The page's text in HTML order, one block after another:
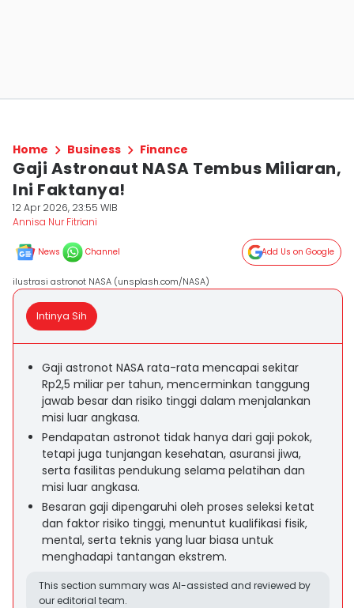
Home Business Finance
Gaji Astronaut NASA Tembus Miliaran,
Ini Faktanya!
12 Apr 2026, 23:55 WIB
Annisa Nur Fitriani
News Channel Add Us on Google
ilustrasi astronot NASA (unsplash.com/NASA)
Intinya Sih
Gaji astronot NASA rata-rata mencapai sekitar
Rp2,5 miliar per tahun, mencerminkan tanggung
jawab besar dan risiko tinggi dalam menjalankan
misi luar angkasa.
Pendapatan astronot tidak hanya dari gaji pokok,
tetapi juga tunjangan kesehatan, asuransi jiwa,
serta fasilitas pendukung selama pelatihan dan
misi luar angkasa.
Besaran gaji dipengaruhi oleh proses seleksi ketat
dan faktor risiko tinggi, menuntut kualifikasi fisik,
mental, serta teknis yang luar biasa untuk
menghadapi tantangan ekstrem.
This section summary was AI-assisted and reviewed by
our editorial team.